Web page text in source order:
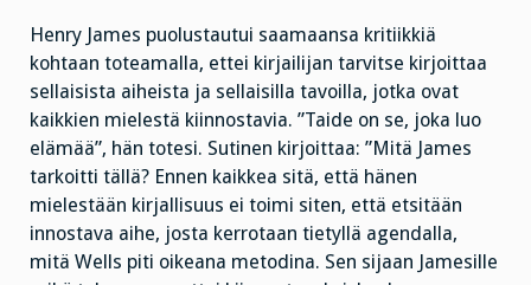
Henry James puolustautui saamaansa kritiikkiä
kohtaan toteamalla, ettei kirjailijan tarvitse kirjoittaa
sellaisista aiheista ja sellaisilla tavoilla, jotka ovat
kaikkien mielestä kiinnostavia. ”Taide on se, joka luo
elämää”, hän totesi. Sutinen kirjoittaa: ”Mitä James
tarkoitti tällä? Ennen kaikkea sitä, että hänen
mielestään kirjallisuus ei toimi siten, että etsitään
innostava aihe, josta kerrotaan tietyllä agendalla,
mitä Wells piti oikeana metodina. Sen sijaan Jamesille